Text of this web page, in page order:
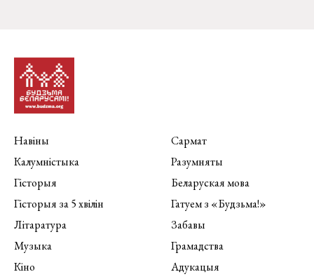
Навіны
Калумністыка
Гісторыя
Гісторыя за 5 хвілін
Літаратура
Музыка
Кіно
Сармат
Разумняты
Беларуская мова
Гатуем з «Будзьма!»
Забавы
Грамадства
Адукацыя